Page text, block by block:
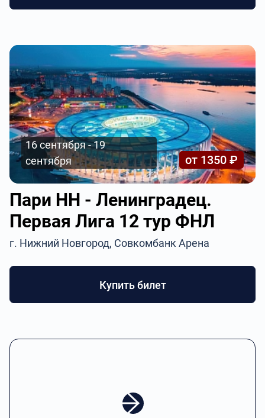
16 сентября - 19
сентября
от 1350 ₽
Пари НН - Ленинградец.
Первая Лига 12 тур ФНЛ
г. Нижний Новгород, Совкомбанк Арена
Купить билет